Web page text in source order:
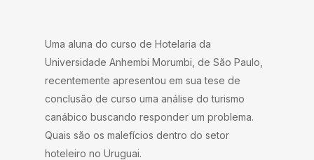
Uma aluna do curso de Hotelaria da
Universidade Anhembi Morumbi, de São Paulo,
recentemente apresentou em sua tese de
conclusão de curso uma análise do turismo
canábico buscando responder um problema.
Quais são os malefícios dentro do setor
hoteleiro no Uruguai.